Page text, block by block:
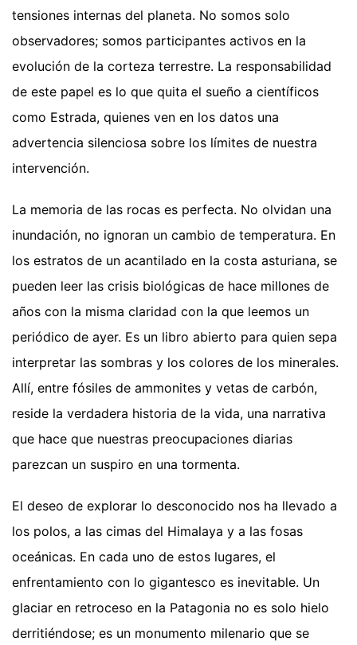
tensiones internas del planeta. No somos solo
observadores; somos participantes activos en la
evolución de la corteza terrestre. La responsabilidad
de este papel es lo que quita el sueño a científicos
como Estrada, quienes ven en los datos una
advertencia silenciosa sobre los límites de nuestra
intervención.
La memoria de las rocas es perfecta. No olvidan una
inundación, no ignoran un cambio de temperatura. En
los estratos de un acantilado en la costa asturiana, se
pueden leer las crisis biológicas de hace millones de
años con la misma claridad con la que leemos un
periódico de ayer. Es un libro abierto para quien sepa
interpretar las sombras y los colores de los minerales.
Allí, entre fósiles de ammonites y vetas de carbón,
reside la verdadera historia de la vida, una narrativa
que hace que nuestras preocupaciones diarias
parezcan un suspiro en una tormenta.
El deseo de explorar lo desconocido nos ha llevado a
los polos, a las cimas del Himalaya y a las fosas
oceánicas. En cada uno de estos lugares, el
enfrentamiento con lo gigantesco es inevitable. Un
glaciar en retroceso en la Patagonia no es solo hielo
derritiéndose; es un monumento milenario que se